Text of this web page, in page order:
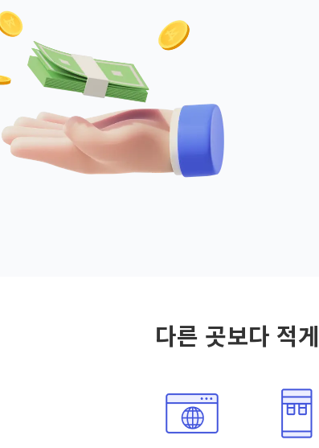
다른 곳보다 적